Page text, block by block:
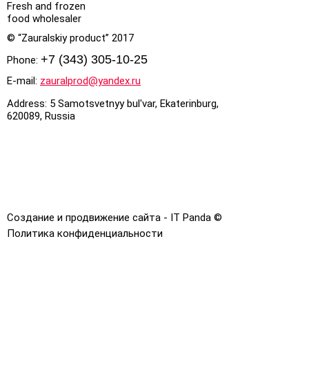
Fresh and frozen
food wholesaler
© “Zauralskiy product” 2017
Phone: +7 (343) 305-10-25
E-mail: zauralprod@yandex.ru
Address: 5 Samotsvetnyy bul'var, Ekaterinburg,
620089, Russia
Создание и продвижение сайта - IT Panda ©
Политика конфиденциальности